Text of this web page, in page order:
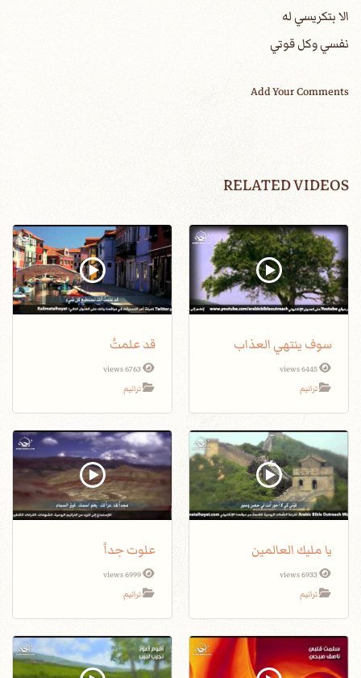
الا بتكريسي له
نفسي وكل قوتي
Add Your Comments
RELATED VIDEOS
سوف ينتهي العذاب
6445 views
ترانيم
قد علمتُ
6763 views
ترانيم
يا مليك العالمين
6933 views
ترانيم
علوت جداً
6999 views
ترانيم